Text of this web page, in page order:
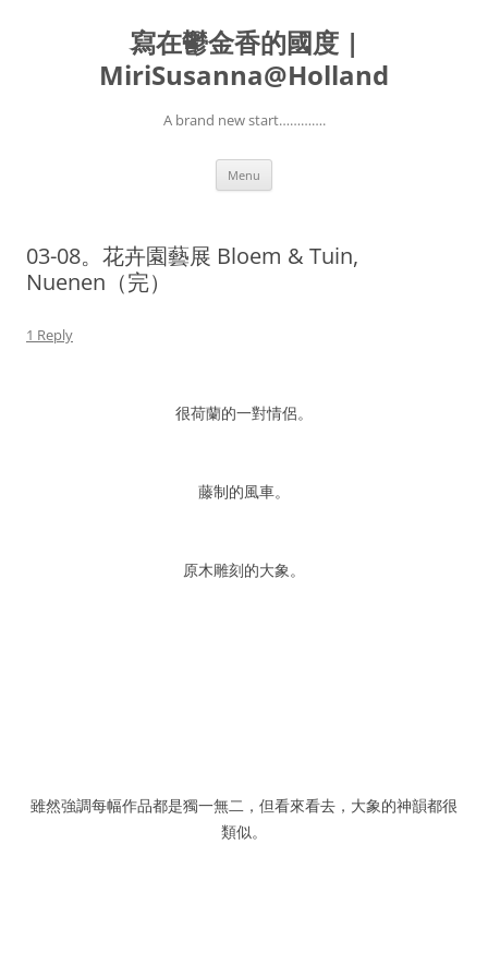
寫在鬱金香的國度 |
MiriSusanna@Holland
A brand new start………….
Menu
03-08。花卉園藝展 Bloem & Tuin,
Nuenen（完）
1 Reply
很荷蘭的一對情侶。
藤制的風車。
原木雕刻的大象。
雖然強調每幅作品都是獨一無二，但看來看去，大象的神韻都很
類似。